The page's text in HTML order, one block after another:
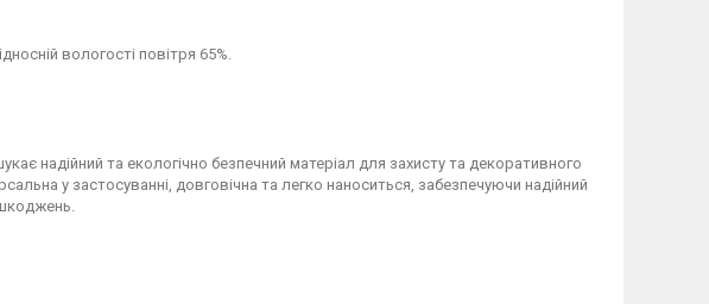
вологості повітря 65%.
надійний та екологічно безпечний матеріал для захисту та декоративного
у застосуванні, довговічна та легко наноситься, забезпечуючи надійний